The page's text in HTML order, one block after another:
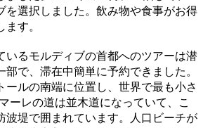
を選択しました。飲み物や食事がお得
す。
いるモルディブの首都へのツアーは潜
で、滞在中簡単に予約できました。
ールの南端に位置し、世界で最も小さ
ーレの道は並木道になっていて、こ
波堤で囲まれています。人口ビーチが